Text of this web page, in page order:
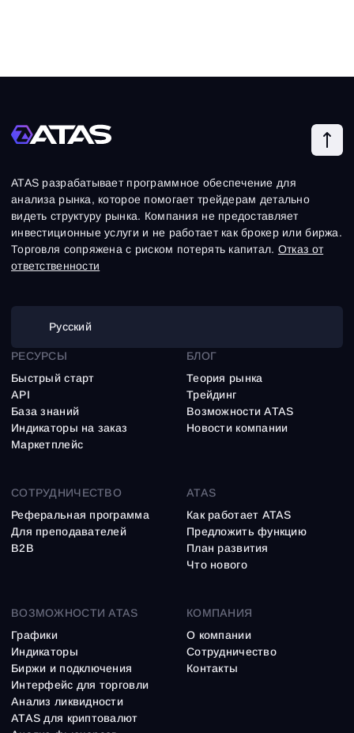
ATAS разрабатывает программное обеспечение для
анализа рынка, которое помогает трейдерам детально
видеть структуру рынка. Компания не предоставляет
инвестиционные услуги и не работает как брокер или биржа.
Торговля сопряжена с риском потерять капитал. Отказ от
ответственности
Русский
ВОЗМОЖНОСТИ ATAS
Графики
Индикаторы
Биржи и подключения
Интерфейс для торговли
Анализ ликвидности
ATAS для криптовалют
РЕСУРСЫ
Быстрый старт
API
База знаний
Индикаторы на заказ
Маркетплейс
БЛОГ
Теория рынка
Трейдинг
Возможности ATAS
Новости компании
СОТРУДНИЧЕСТВО
Реферальная программа
Для преподавателей
B2B
ATAS
Как работает ATAS
Предложить функцию
План развития
Что нового
КОМПАНИЯ
О компании
Сотрудничество
Контакты